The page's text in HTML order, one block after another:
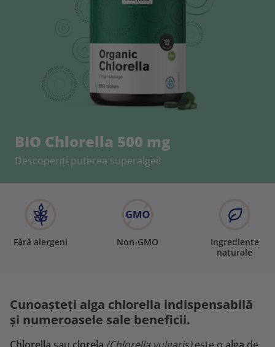
BIO Chlorella 500 mg
Descoperiți puterea superalgei!
Fără alergeni Non-GMO
Ingrediente
naturale
Cunoașteți alga chlorella indispensabilă
și numeroasele sale beneficii.